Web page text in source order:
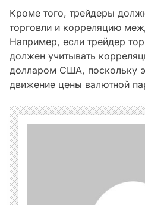
Кроме того, трейдеры
торговли и корреляцию
Например, если трейдер
должен учитывать
долларом США, поскольку
движение цены валютной